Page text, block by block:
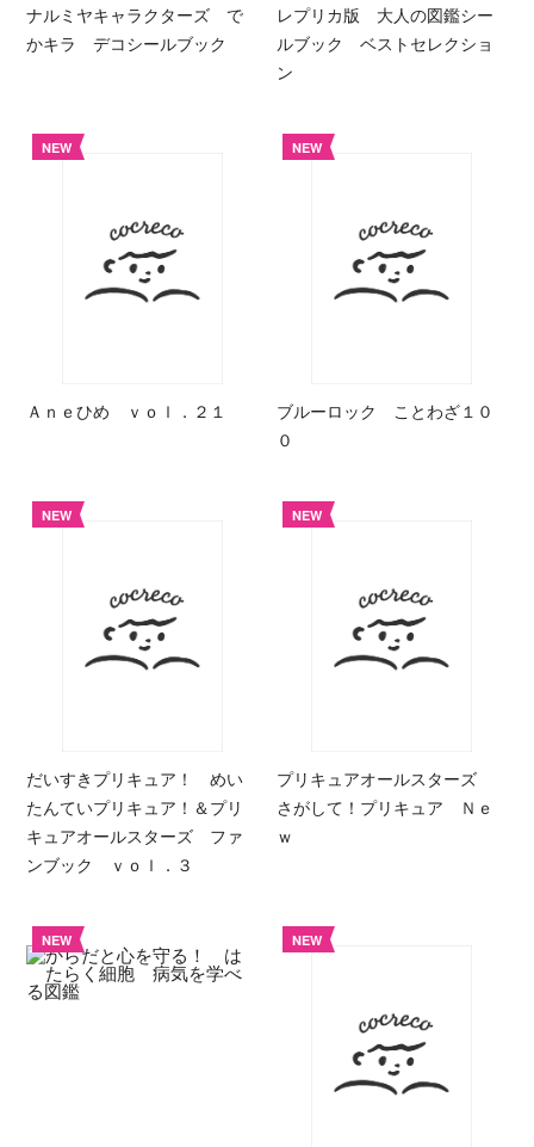
ナルミヤキャラクターズ で
かキラ デコシールブック
レプリカ版 大人の図鑑シー
ルブック ベストセレクショ
ン
NEW
Ａｎｅひめ ｖｏｌ．２１
NEW
ブルーロック ことわざ１０
０
NEW
だいすきプリキュア！ めい
たんていプリキュア！＆プリ
キュアオールスターズ ファ
ンブック ｖｏｌ．３
NEW
プリキュアオールスターズ
さがして！プリキュア Ｎｅ
ｗ
NEW NEW